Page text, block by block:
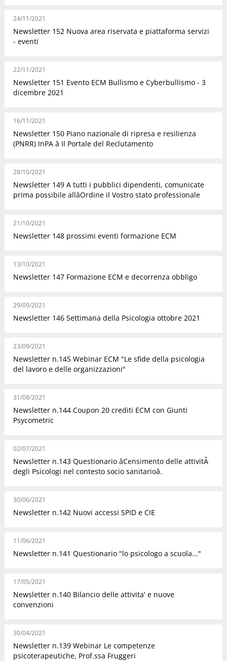
24/11/2021
Newsletter 152 Nuova area riservata e piattaforma servizi
- eventi
22/11/2021
Newsletter 151 Evento ECM Bullismo e Cyberbullismo - 3
dicembre 2021
16/11/2021
Newsletter 150 Piano nazionale di ripresa e resilienza
(PNRR) InPA â Il Portale del Reclutamento
28/10/2021
Newsletter 149 A tutti i pubblici dipendenti, comunicate
prima possibile allâOrdine il Vostro stato professionale
21/10/2021
Newsletter 148 prossimi eventi formazione ECM
13/10/2021
Newsletter 147 Formazione ECM e decorrenza obbligo
29/09/2021
Newsletter 146 Settimana della Psicologia ottobre 2021
23/09/2021
Newsletter n.145 Webinar ECM "Le sfide della psicologia
del lavoro e delle organizzazioni"
31/08/2021
Newsletter n.144 Coupon 20 crediti ECM con Giunti
Psycometric
02/07/2021
Newsletter n.143 Questionario âCensimento delle attivitÃ
degli Psicologi nel contesto socio sanitarioâ.
30/06/2021
Newsletter n.142 Nuovi accessi SPID e CIE
11/06/2021
Newsletter n.141 Questionario "lo psicologo a scuola..."
17/05/2021
Newsletter n.140 Bilancio delle attivita' e nuove
convenzioni
30/04/2021
Newsletter n.139 Webinar Le competenze
psicoterapeutiche, Prof.ssa Fruggeri